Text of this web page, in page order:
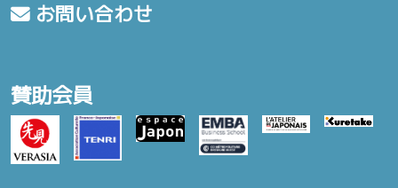
お問い合わせ
賛助会員